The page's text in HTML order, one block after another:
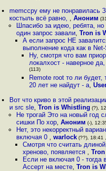
memccpy ему не понравилась
костыль всё равно, ,Аноним
Шпасибо за идею, ребята,
один запрос завали, Tron is
А если запрос НЕ
выполнение кода как в Net-
Ну, смотря что вам
локалхост - наверное да,
(113)
Remote root то ли
20 лет не найдут - а,
Вот что криво в этой
и src sle,Tron is Whistling (?),
Не трогай Это на новый год
сишки По хор, Аноним (-),
Нет, это некорректный
включая 0 , warlock(??), 18:41
Смотря что считать
хреново, появляется ,
Если не включая 0 - тогда
Ассерт на месте, Tron is